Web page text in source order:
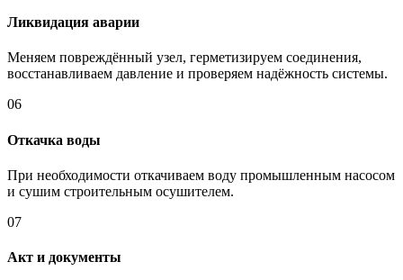
Ликвидация аварии
Меняем повреждённый узел, герметизируем соединения,
восстанавливаем давление и проверяем надёжность системы.
06
Откачка воды
При необходимости откачиваем воду промышленным насосом
и сушим строительным осушителем.
07
Акт и документы